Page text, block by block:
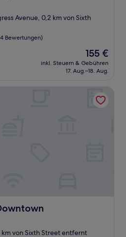
Avenue, 0,2 km von Sixth
Bewertungen)
Der
Preis
beträgt
155 €
inkl. Steuern & Gebühren
17. Aug.–18. Aug.
von Sixth Street entfernt